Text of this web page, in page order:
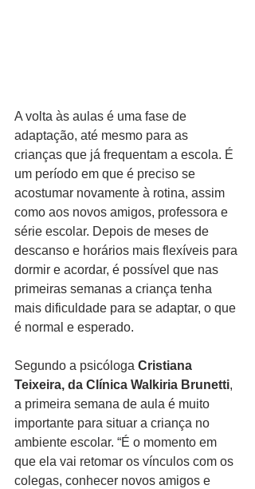
A volta às aulas é uma fase de
adaptação, até mesmo para as
crianças que já frequentam a escola. É
um período em que é preciso se
acostumar novamente à rotina, assim
como aos novos amigos, professora e
série escolar. Depois de meses de
descanso e horários mais flexíveis para
dormir e acordar, é possível que nas
primeiras semanas a criança tenha
mais dificuldade para se adaptar, o que
é normal e esperado.
Segundo a psicóloga Cristiana
Teixeira, da Clínica Walkiria Brunetti,
a primeira semana de aula é muito
importante para situar a criança no
ambiente escolar. “É o momento em
que ela vai retomar os vínculos com os
colegas, conhecer novos amigos e